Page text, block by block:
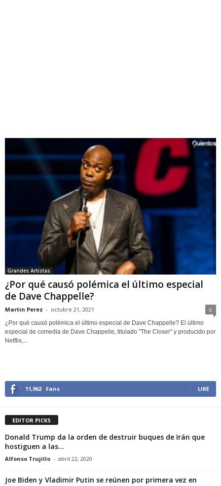
Grandes Artistas
¿Por qué causó polémica el último especial
de Dave Chappelle?
Martin Perez - octubre 21, 2021 0
¿Por qué causó polémica el último especial de Dave Chappelle? El último
especial de comedia de Dave Chappelle, titulado "The Closer" y producido por
Netflix,...
11,962 Fans LIKE
EDITOR PICKS
Donald Trump da la orden de destruir buques de Irán que
hostiguen a las...
Alfonso Trujillo - abril 22, 2020
Joe Biden y Vladimir Putin se reúnen por primera vez en